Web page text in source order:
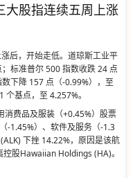
大股指连续五周上涨
后，开始走低。道琼斯工业平
标准普尔 500 指数收跌 24 点
下降 157 点（-0.99%），至
基点，至 4.257%。
消费品及服装（+0.45%）股票
-1.45%）、软件及服务（-1.3
下挫 14.22%，原因是该航
股Hawaiian Holdings (HA)。